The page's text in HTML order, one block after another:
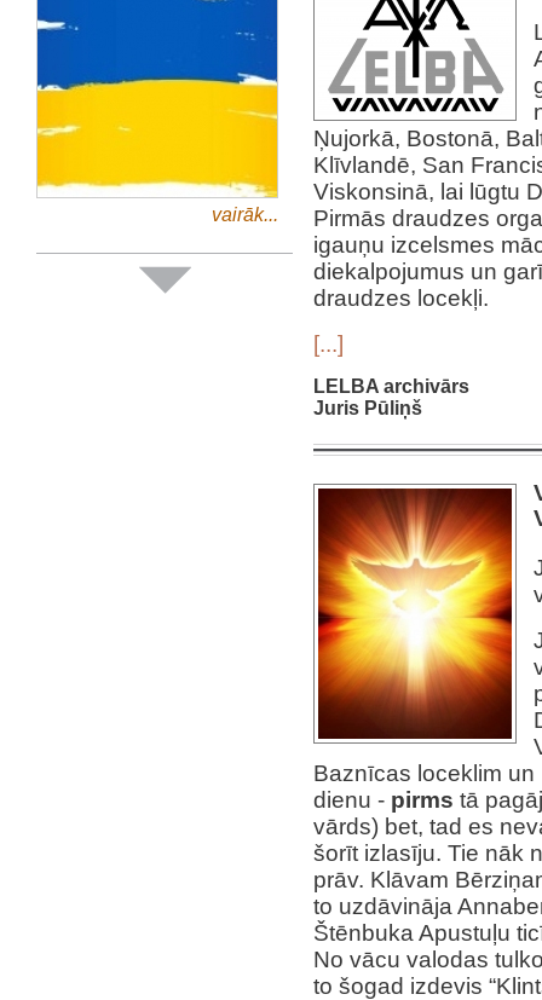
vairāk...
Ņujorkā, Bostonā,
Klīvlandē, San
Viskonsinā, lai lūgtu
Pirmās draudzes
igauņu izcelsmes
diekalpojumus un
draudzes locekļi.
[...]
LELBA archivārs
Juris Pūliņš
Baznīcas loceklim
dienu - pirms tā
vārds) bet, tad es
šorīt izlasīju. Tie nāk
prāv. Klāvam
to uzdāvināja
Štēnbuka Apustuļu
No vācu valodas
to šogad izdevis